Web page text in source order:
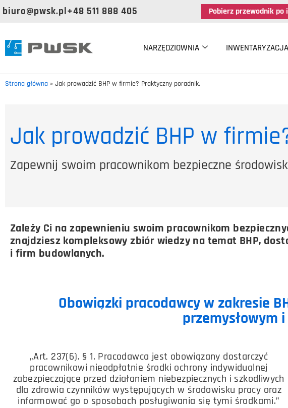
biuro@pwsk.pl+48 511 888 405 Pobierz przewodnik po
NARZĘDZIOWNIA INWENTARYZACJA
Strona główna » Jak prowadzić BHP w firmie? Praktyczny poradnik.
Jak prowadzić BHP w
Zapewnij swoim pracownikom bezpieczne
Zależy Ci na zapewnieniu swoim pracownikom
znajdziesz kompleksowy zbiór wiedzy na temat BHP,
i firm budowlanych.
Obowiązki pracodawcy w zakresie
przemysłowym
„Art. 237(6). § 1. Pracodawca jest obowiązany dostarczyć
pracownikowi nieodpłatnie środki ochrony indywidualnej
zabezpieczające przed działaniem niebezpiecznych i szkodliwych
dla zdrowia czynników występujących w środowisku pracy oraz
informować go o sposobach posługiwania się tymi środkami.”